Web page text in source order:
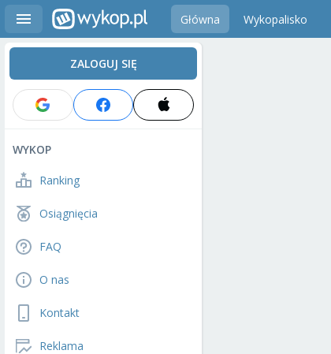
Główna Wykopalisko
ZALOGUJ SIĘ
WYKOP
Ranking
Osiągnięcia
FAQ
O nas
Kontakt
Reklama